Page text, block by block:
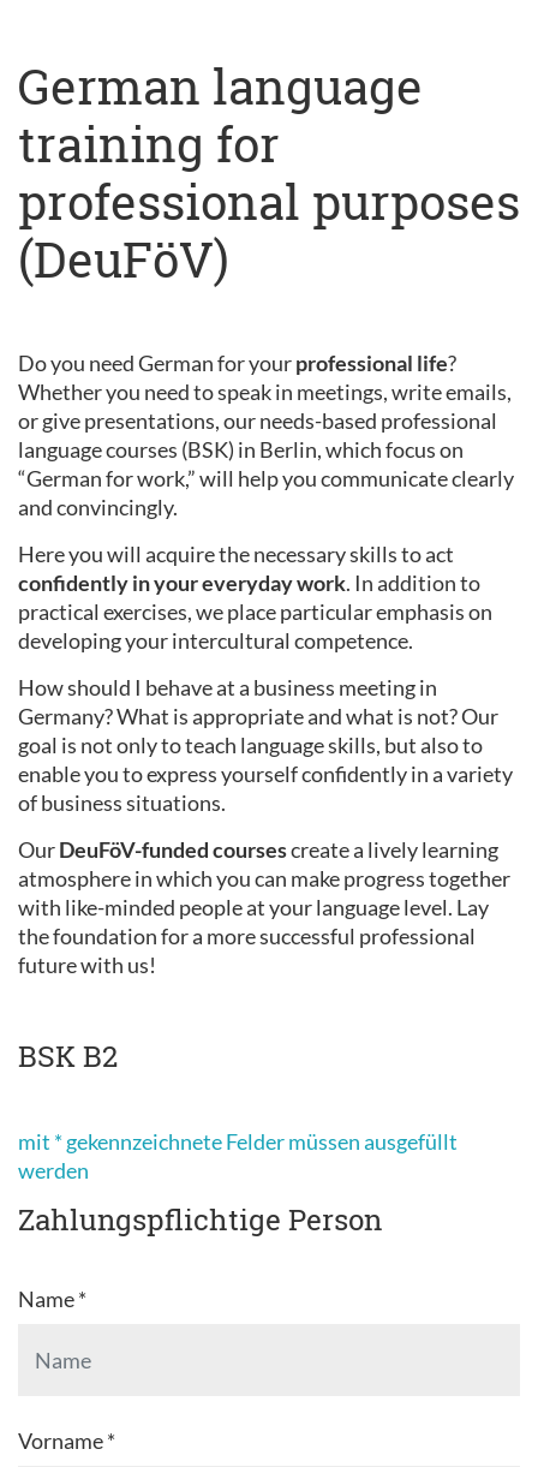
German language
training for
professional purposes
(DeuFöV)
Do you need German for yourprofessional life?
Whether you need to speak in meetings, write emails,
or give presentations, our needs-based professional
language courses (BSK) in Berlin, which focus on
“German for work,” will help you communicate clearly
and convincingly.
Here you will acquire the necessary skills to act
confidently in your everyday work. In addition to
practical exercises, we place particular emphasis on
developing your intercultural competence.
How should I behave at a business meeting in
Germany? What is appropriate and what is not? Our
goal is not only to teach language skills, but also to
enable you to express yourself confidently in a variety
of business situations.
OurDeuFöV-funded coursescreate a lively learning
atmosphere in which you can make progress together
with like-minded people at your language level. Lay
the foundation for a more successful professional
future with us!
BSK B2
mit * gekennzeichnete Felder müssen ausgefüllt
werden
Zahlungspflichtige Person
Name *
Vorname *